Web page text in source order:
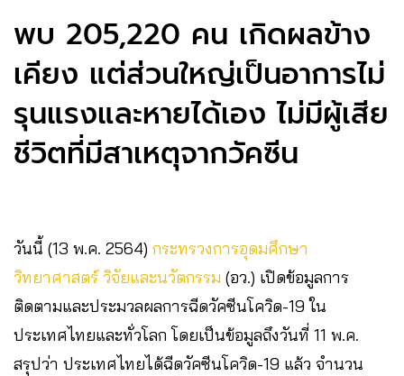
พบ 205,220 คน เกิดผลข้าง
เคียง​ แต่ส่วนใหญ่เป็นอาการไม่
รุนแรงและหายได้เอง ไม่มีผู้เสีย
ชีวิตที่มีสาเหตุจากวัคซีน
วันนี้ (13 พ.ค. 2564) กระทรวงการอุดมศึกษา
วิทยาศาสตร์ วิจัยและนวัตกรรม (อว.) เปิดข้อมูลการ
ติดตามและประมวลผลการฉีดวัคซีนโควิด-19 ใน
ประเทศไทยและทั่วโลก โดยเป็นข้อมูลถึงวันที่ 11 พ.ค.
สรุปว่า ประเทศไทยได้ฉีดวัคซีนโควิด-19 แล้ว จำนวน